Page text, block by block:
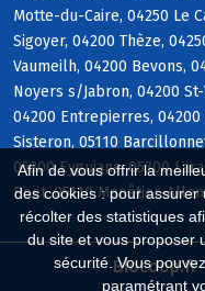
Afin de vous offrir la
des cookies : pour
récolter des statistiques
du site et vous proposer
sécurité. Vous
paramétrant
Motte-du-Caire, 04250 Le
Sigoyer, 04200 Thèze,
Vaumeilh, 04200 Bevons,
Noyers s/Jabron, 04200
04200 Entrepierres, 04200
Sisteron, 05110
05300 Eyguians, 05300
Poët, 05110 Monêtier-
Biocoop.fr